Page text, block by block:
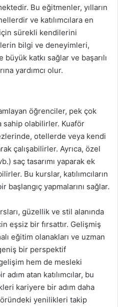
Bu eğitmenler, yılların
ve katılımcılara en
sürekli kendilerini
bilgi ve deneyimleri,
büyük katkı sağlar ve başarılı
yardımcı olur.
öğrenciler, pek çok
sahip olabilirler. Kuaför
otellerde veya kendi
çalışabilirler. Ayrıca, özel
saç tasarımı yaparak ek
Bu kurslar, katılımcıların
başlangıç yapmalarını sağlar.
güzellik ve stil alanında
eşsiz bir fırsattır. Gelişmiş
eğitim olanakları ve uzman
bir perspektif
hem de mesleki
atan katılımcılar, bu
kariyere bir adım daha
yenilikleri takip